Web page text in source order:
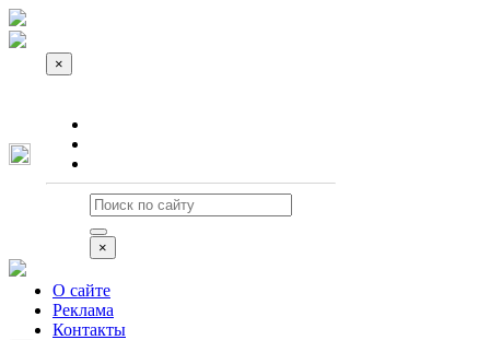
×
×
О сайте
Реклама
Контакты